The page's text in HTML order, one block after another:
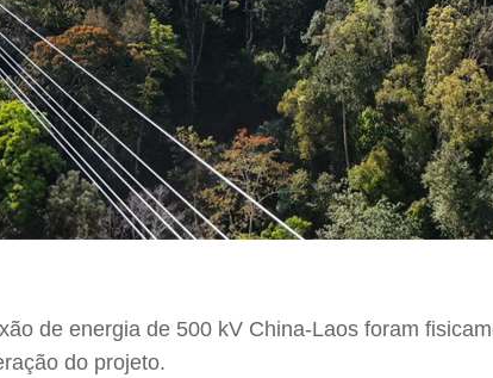
de energia de 500 kV China-Laos foram
do projeto.